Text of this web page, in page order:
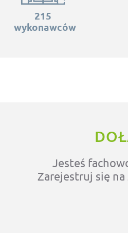
215
wykonawców
Jesteś
Zarejestruj się